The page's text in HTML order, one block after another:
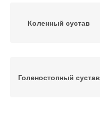
Коленный сустав
Голеностопный сустав